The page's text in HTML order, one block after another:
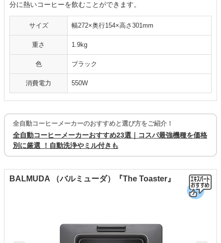
分に熱いコーヒーを飲むことができます。
サイズ 幅272×奥行154×高さ301mm
重さ 1.9kg
色 ブラック
消費電力 550W
全自動コーヒーメーカーのおすすめと選び方をご紹介！
全自動コーヒーメーカーおすすめ23選｜コスパ最強機種を価格
別に厳選 ！自動洗浄やミル付きも
BALMUDA （バルミューダ）『The Toaster』